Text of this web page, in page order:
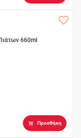
660ml
Προσθήκη